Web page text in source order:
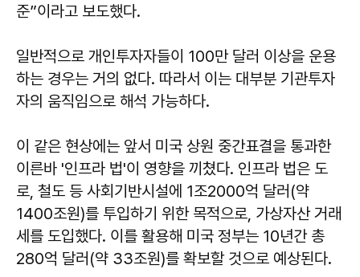
준”이라고 보도했다.
일반적으로 개인투자자들이 100만 달러 이상을 운용
하는 경우는 거의 없다. 따라서 이는 대부분 기관투자
자의 움직임으로 해석 가능하다.
이 같은 현상에는 앞서 미국 상원 중간표결을 통과한
이른바 '인프라 법'이 영향을 끼쳤다. 인프라 법은 도
로, 철도 등 사회기반시설에 1조2000억 달러(약
1400조원)를 투입하기 위한 목적으로, 가상자산 거래
세를 도입했다. 이를 활용해 미국 정부는 10년간 총
280억 달러(약 33조원)를 확보할 것으로 예상된다.